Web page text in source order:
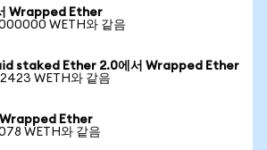
Wrapped Ether
WETH와 같음
staked Ether 2.0에서 Wrapped Ether
WETH와 같음
Ether
WETH와 같음